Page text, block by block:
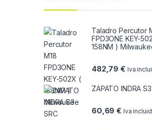
Taladro Percutor
FPD3ONE KEY-
158NM )
482,79€ Iva
ZAPATO INDRA
60,69€ Iva